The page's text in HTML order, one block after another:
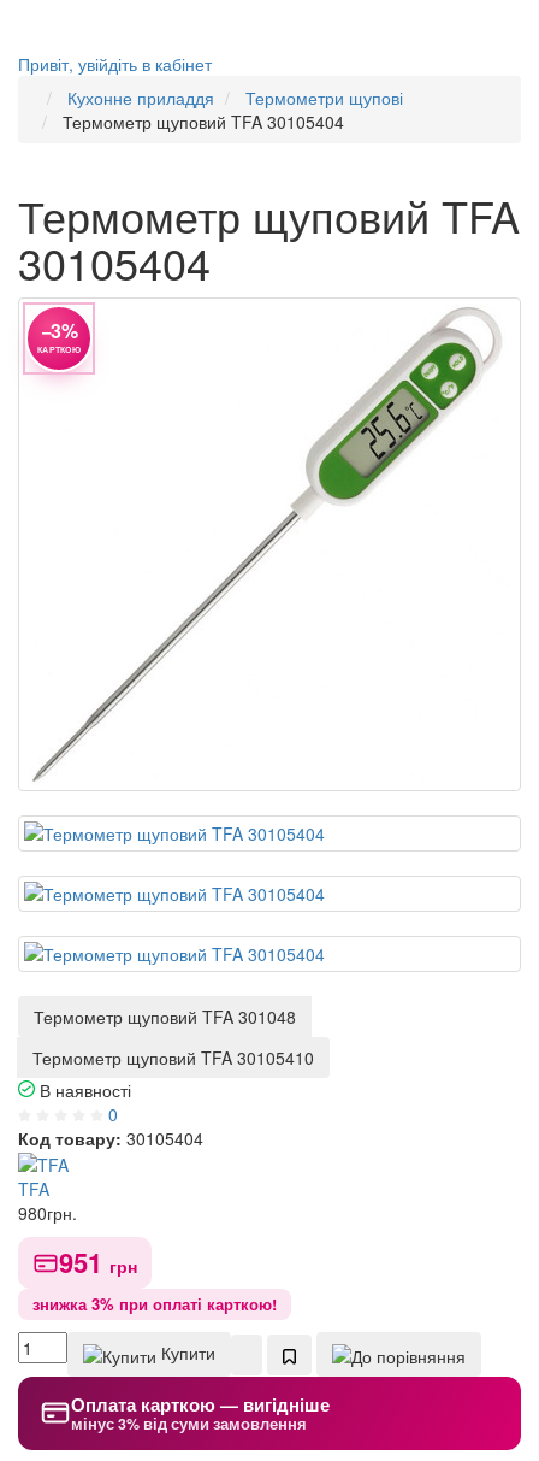
Привіт, увійдіть в кабінет
Кухонне приладдя
Термометри щупові
Термометр щуповий TFA 30105404
Термометр щуповий TFA
30105404
−3%
КАРТКОЮ
Термометр щуповий TFA 301048
Термометр щуповий TFA 30105410
В наявності
0
Код товару: 30105404
TFA
980грн.
951 грн
знижка 3% при оплаті карткою!
Купити
Оплата карткою — вигідніше
мінус 3% від суми замовлення